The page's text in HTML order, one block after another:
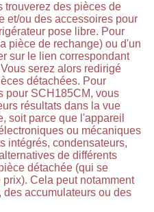
trouverez des pièces de
et/ou des accessoires pour
pose libre. Pour
pièce de rechange) ou d'un
sur le lien correspondant
serez alors redirigé
détachées. Pour
pour SCH185CM, vous
résultats dans la vue
soit parce que l'appareil
ou mécaniques
intégrés, condensateurs,
de différents
détachée (qui se
Cela peut notamment
accumulateurs ou des